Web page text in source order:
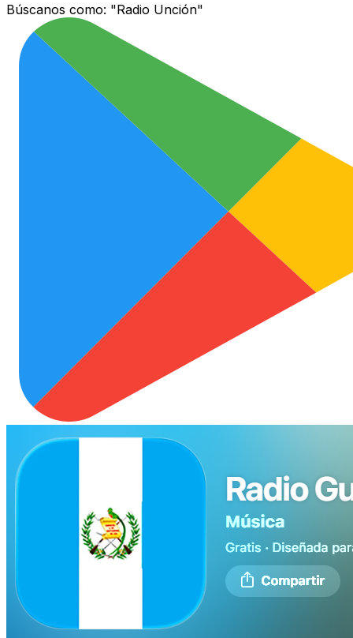
Búscanos como: "Radio Unción"